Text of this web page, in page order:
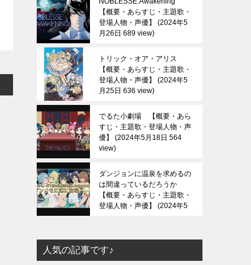
【概要・あらすじ・主題歌・
登場人物・声優】
2024年5
月26日 689 view
トリック・オア・アリス
【概要・あらすじ・主題歌・
登場人物・声優】
2024年5
月25日 636 view
でるた小劇場 【概要・あら
すじ・主題歌・登場人物・声
優】
2024年5月18日 564
view
ダンジョンに温泉を求めるの
は間違っているだろうか
【概要・あらすじ・主題歌・
登場人物・声優】
2024年5
人気の記事です♪